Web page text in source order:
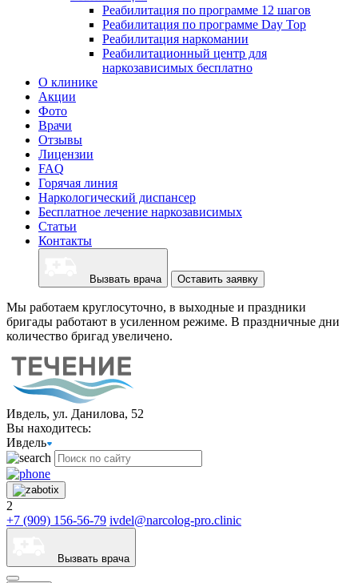
Реабилитация по программе 12 шагов
Реабилитация по программе Day Top
Реабилитация наркомании
Реабилитационный центр для
наркозависимых бесплатно
О клинике
Акции
Фото
Врачи
Отзывы
Лицензии
FAQ
Горячая линия
Наркологический диспансер
Бесплатное лечение наркозависимых
Статьи
Контакты
Вызвать врача Оставить заявку
Мы работаем круглосуточно, в выходные и праздники
бригады работают в усиленном режиме. В праздничные дни
количество бригад увеличено.
Ивдель, ул. Данилова, 52
Вы находитесь:
Ивдель
2
+7 (909) 156-56-79 ivdel@narcolog-pro.clinic
Вызвать врача